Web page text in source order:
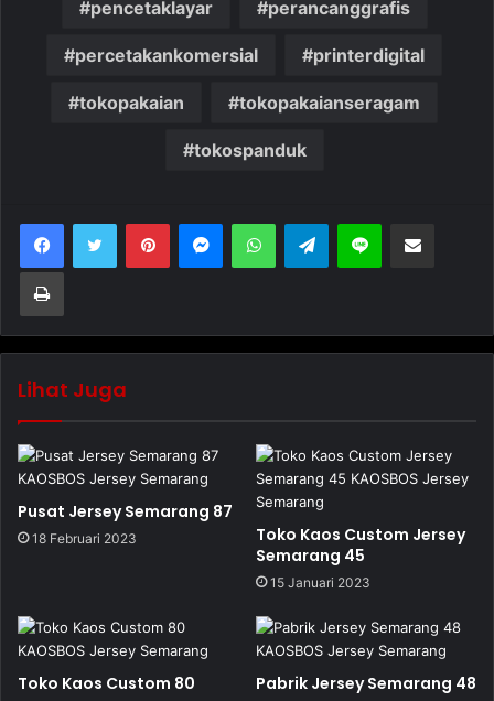
pencetaklayar perancanggrafis
percetakankomersial printerdigital
tokopakaian tokopakaianseragam
tokospanduk
Telegram
Lihat Juga
Pusat Jersey Semarang 87
18 Februari 2023
Toko Kaos Custom Jersey
Semarang 45
15 Januari 2023
Toko Kaos Custom 80 Pabrik Jersey Semarang 48